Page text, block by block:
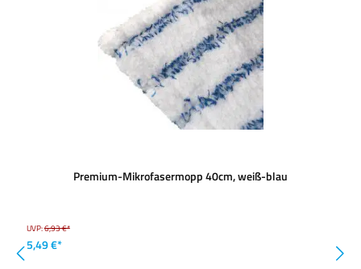
Premium-Mikrofasermopp 40cm, weiß-blau
UVP:6,93 €*
5,49 €*